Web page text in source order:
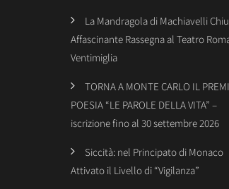
La Mandragola di Machiavelli
Affascinante Rassegna al Teatro
Ventimiglia
TORNA A MONTE CARLO IL
POESIA “LE PAROLE DELLA VITA” –
iscrizione fino al 30 settembre 2026
Siccità: nel Principato di Monaco
Attivato il Livello di “Vigilanza”